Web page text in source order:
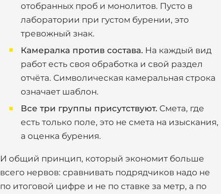
отобранных проб и монолитов. Пусто в
лаборатории при густом бурении, это
тревожный знак.
Камералка против состава. На каждый вид
работ есть своя обработка и свой раздел
отчёта. Символическая камеральная строка
означает шаблон.
Все три группы присутствуют. Смета, где
есть только поле, это не смета на изыскания,
а оценка бурения.
И общий принцип, который экономит больше
всего нервов: сравнивать подрядчиков надо не
по итоговой цифре и не по ставке за метр, а по